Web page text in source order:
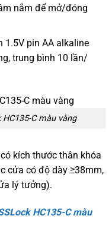
nắm để mở/đóng
1.5V pin AA alkaline
trung bình 10 lần/
C màu vàng
kích thước thân khóa
cửa có độ dày ≥38mm,
lý tưởng).
HC135-C màu